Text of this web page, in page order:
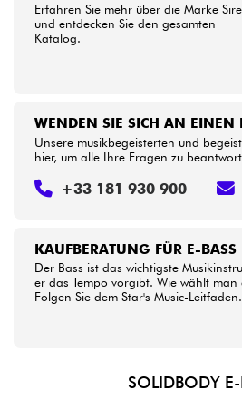
Erfahren Sie mehr über die Marke Sire
und entdecken Sie den gesamten
Katalog.
KAUFBERATUNG FÜR E-BASS
Der Bass ist das wichtigste
er das Tempo vorgibt. Wie wählt man
Folgen Sie dem Star's Music-Leitfaden.
WENDEN SIE SICH AN EINEN
Unsere musikbegeisterten und
hier, um alle Ihre Fragen zu
+33 181 930 900
SOLIDBODY E-